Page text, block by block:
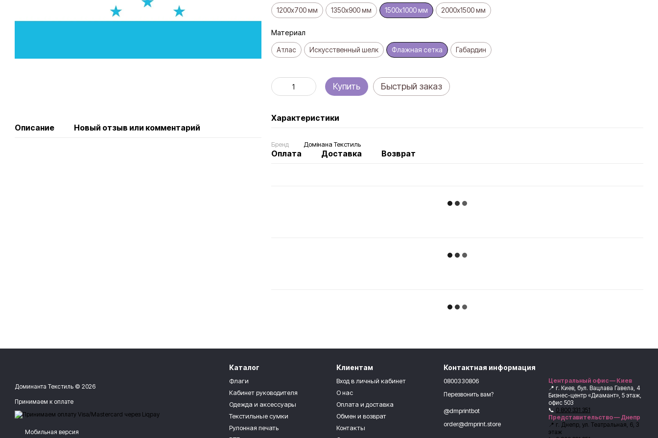
Описание Новый отзыв или комментарий
1200х700 мм 1350х900 мм 1500х1000 мм 2000х1500 мм
Материал
Атлас Искусственный шелк Флажная сетка Габардин
Купить Быстрый заказ
Характеристики
Бренд Домінана Текстиль
Оплата Доставка Возврат
Доминанта Текстиль © 2026
Принимаем к оплате
Мобильная версия
Каталог
Флаги
Кабинет руководителя
Одежда и аксессуары
Текстильные сумки
Рулонная печать
Клиентам
Вход в личный кабинет
О нас
Оплата и доставка
Обмен и возврат
Контакты
Контактная информация
0800330806
Перезвонить вам?
@dmprintbot
order@dmprint.store
Центральный офис — Киев
📍 г. Киев, бул. Вацлава Гавела, 4
Бизнес-центр «Диамант», 5 этаж,
офис 503
📞 0 800 331 351
Представительство — Днепр
📍 г. Днепр, ул. Театральная, 6, 3
этаж